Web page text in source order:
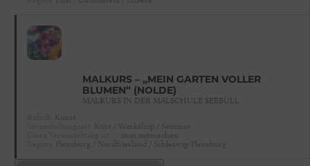
MALKURS – „MEIN GARTEN VOLLER
BLUMEN“ (NOLDE)
MALKURS IN DER MALSCHULE SEEBÜLL